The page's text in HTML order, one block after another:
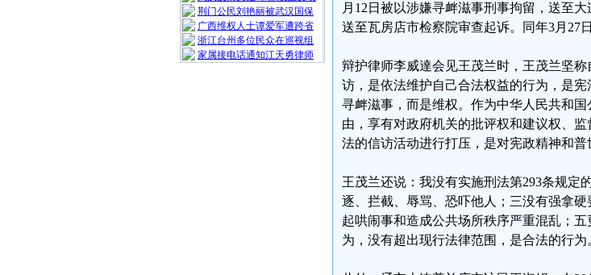
荆门公民刘艳丽被武汉国保
广西维权人士谭爱军遭跨省
浙江台州多位民众在巡视组
家属接电话通知江天勇律师
月12日被以涉嫌寻衅滋事刑事拘留，送至
送至瓦房店市检察院审查起诉。同年3月27
辩护律师李威達会见王茂兰时，王茂兰坚
访，是依法维护自己合法权益的行为，是
寻衅滋事，而是维权。作为中华人民共和
由，享有对政府机关的批评权和建议权、
法的信访活动进行打压，是对宪政精神和普
王茂兰还说：我没有实施刑法第293条规定
逐、拦截、辱骂、恐吓他人；三没有强拿
起哄闹事和造成公共场所秩序严重混乱；
为，没有超出现行法律范围，是合法的行为